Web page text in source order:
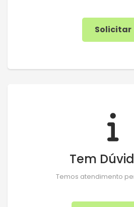
Solicitar
Tem
Temos atendimento